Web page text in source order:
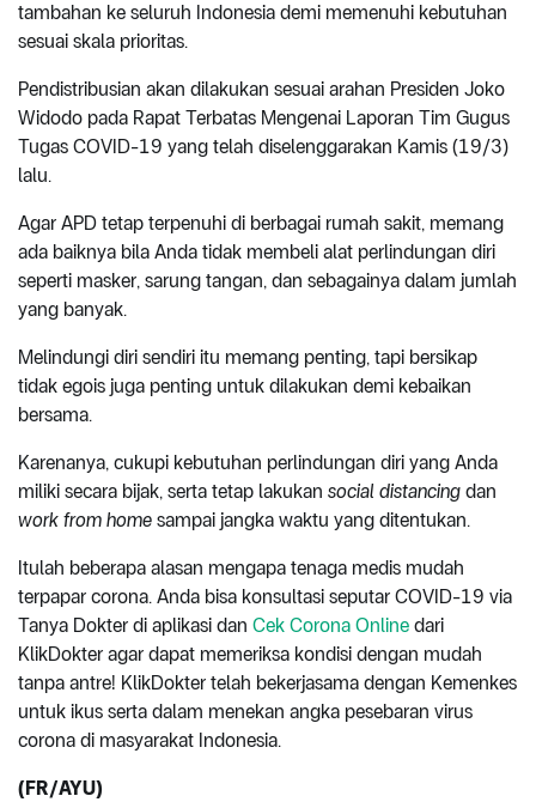
tambahan ke seluruh Indonesia demi memenuhi kebutuhan
sesuai skala prioritas.
Pendistribusian akan dilakukan sesuai arahan Presiden Joko
Widodo pada Rapat Terbatas Mengenai Laporan Tim Gugus
Tugas COVID-19 yang telah diselenggarakan Kamis (19/3)
lalu.
Agar APD tetap terpenuhi di berbagai rumah sakit, memang
ada baiknya bila Anda tidak membeli alat perlindungan diri
seperti masker, sarung tangan, dan sebagainya dalam jumlah
yang banyak.
Melindungi diri sendiri itu memang penting, tapi bersikap
tidak egois juga penting untuk dilakukan demi kebaikan
bersama.
Karenanya, cukupi kebutuhan perlindungan diri yang Anda
miliki secara bijak, serta tetap lakukan social distancing dan
work from home sampai jangka waktu yang ditentukan.
Itulah beberapa alasan mengapa tenaga medis mudah
terpapar corona. Anda bisa konsultasi seputar COVID-19 via
Tanya Dokter di aplikasi dan Cek Corona Online dari
KlikDokter agar dapat memeriksa kondisi dengan mudah
tanpa antre! KlikDokter telah bekerjasama dengan Kemenkes
untuk ikus serta dalam menekan angka pesebaran virus
corona di masyarakat Indonesia.
(FR/AYU)